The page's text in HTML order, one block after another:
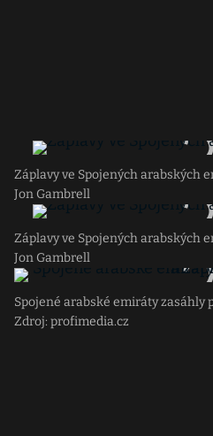
Záplavy ve Spojených arabských
Jon Gambrell
Záplavy ve Spojených arabských
Jon Gambrell
Spojené arabské emiráty zasáhly
Zdroj: profimedia.cz